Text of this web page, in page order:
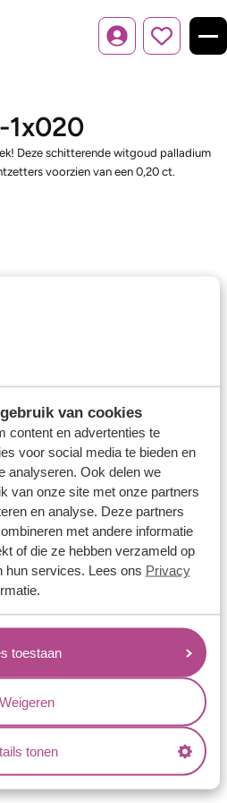
van cookies
content en advertenties te
voor social media te bieden en
analyseren. Ook delen we
van onze site met onze partners
en analyse. Deze partners
met andere informatie
of die ze hebben verzameld op
hun services. Lees ons Privacy
toestaan
Weigeren
tonen
Inloggen
1x020
Deze schitterende witgoud palladium
voorzien van een 0,20 ct.